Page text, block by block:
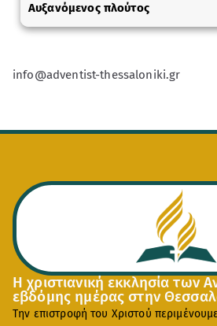
Αυξανόμενος πλούτος
info@adventist-thessaloniki.gr
Η χριστιανική εκκλησία των
εβδόμης ημέρας στην
Την επιστροφή του Χριστού